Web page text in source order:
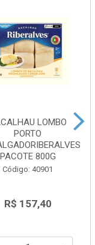
LOMBO
PORTO
PACOTE 800G
Código: 40901
R$ 157,40